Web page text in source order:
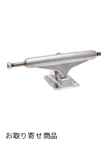
お取り寄せ商品